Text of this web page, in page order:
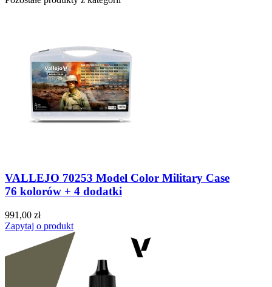
VALLEJO 70253 Model Color Military Case
76 kolorów + 4 dodatki
991,00 zł
Zapytaj o produkt